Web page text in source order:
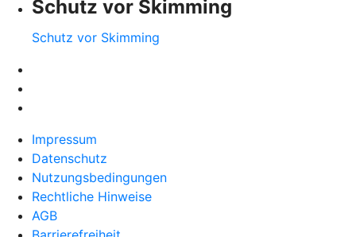
Schutz vor Skimming
Schutz vor Skimming
Impressum
Datenschutz
Nutzungsbedingungen
Rechtliche Hinweise
AGB